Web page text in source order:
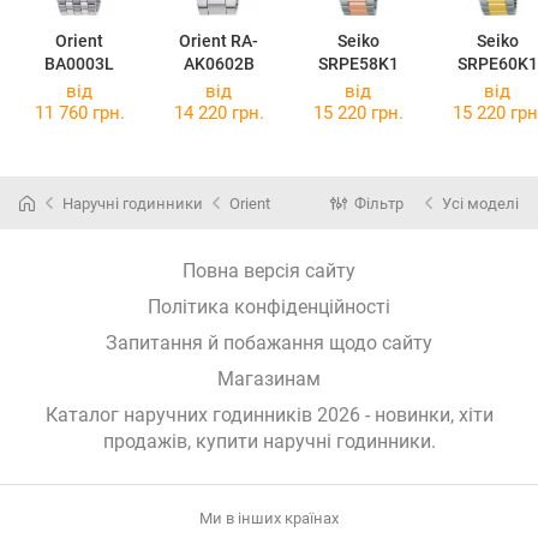
Orient
BA0003L
Orient RA-
AK0602B
Seiko
SRPE58K1
Seiko
SRPE60K1
від
11 760 грн.
від
14 220 грн.
від
15 220 грн.
від
15 220
Наручні годинники Orient Фільтр Усі моделі
Повна версія сайту
Політика конфіденційності
Запитання й побажання щодо сайту
Магазинам
Каталог наручних годинників 2026 - новинки, хіти
продажів, купити наручні годинники.
Ми в інших країнах